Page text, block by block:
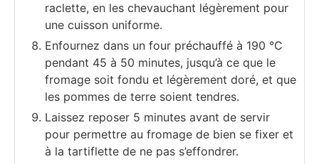
raclette, en les chevauchant légèrement pour
une cuisson uniforme.
Enfournez dans un four préchauffé à 190 °C
pendant 45 à 50 minutes, jusqu’à ce que le
fromage soit fondu et légèrement doré, et que
les pommes de terre soient tendres.
Laissez reposer 5 minutes avant de servir
pour permettre au fromage de bien se fixer et
à la tartiflette de ne pas s’effondrer.